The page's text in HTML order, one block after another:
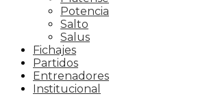
Potencia
Salto
Salus
Fichajes
Partidos
Entrenadores
Institucional